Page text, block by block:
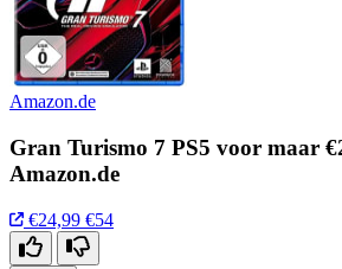
Amazon.de
Gran Turismo 7 PS5 voor maar
Amazon.de
€24,99 €54